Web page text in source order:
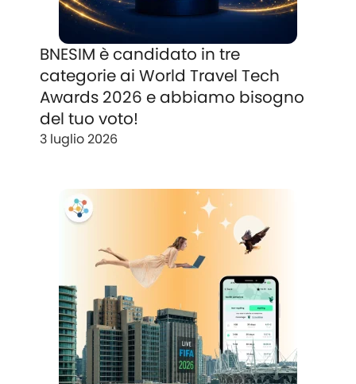
BNESIM è candidato in tre
categorie ai World Travel Tech
Awards 2026 e abbiamo bisogno
del tuo voto!
3 luglio 2026